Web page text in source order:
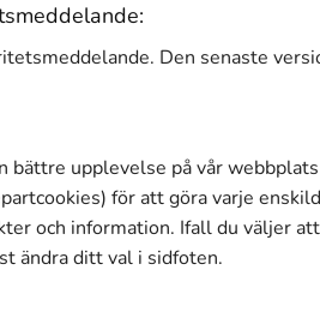
Den senaste
bättre upplevelse på vår
för att göra varje
och information. Ifall du väljer
ändra ditt val i sidfoten.